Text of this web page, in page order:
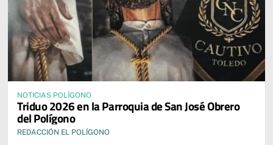
NOTICIAS POLÍGONO
Triduo 2026 en la Parroquia de San José Obrero
del Polígono
REDACCIÓN EL POLÍGONO